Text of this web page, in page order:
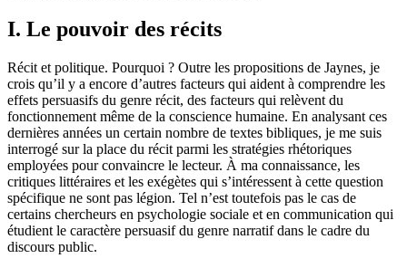
I. Le pouvoir des récits
Récit et politique. Pourquoi ? Outre les propositions de Jaynes, je
crois qu’il y a encore d’autres facteurs qui aident à comprendre les
effets persuasifs du genre récit, des facteurs qui relèvent du
fonctionnement même de la conscience humaine. En analysant ces
dernières années un certain nombre de textes bibliques, je me suis
interrogé sur la place du récit parmi les stratégies rhétoriques
employées pour convaincre le lecteur. À ma connaissance, les
critiques littéraires et les exégètes qui s’intéressent à cette question
spécifique ne sont pas légion. Tel n’est toutefois pas le cas de
certains chercheurs en psychologie sociale et en communication qui
étudient le caractère persuasif du genre narratif dans le cadre du
discours public.